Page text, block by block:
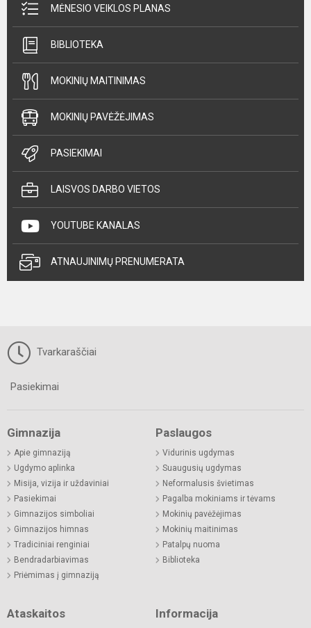
MĖNESIO VEIKLOS PLANAS
BIBLIOTEKA
MOKINIŲ MAITINIMAS
MOKINIŲ PAVĖŽĖJIMAS
PASIEKIMAI
LAISVOS DARBO VIETOS
YOUTUBE KANALAS
ATNAUJINIMŲ PRENUMERATA
Tvarkaraščiai
Pasiekimai
Gimnazija
Apie gimnaziją
Ugdymo aplinka
Misija, vizija ir uždaviniai
Pasiekimai
Gimnazijos simboliai
Gimnazijos himnas
Tradiciniai renginiai
Bendradarbiavimas
Priėmimas į gimnaziją
Paslaugos
Vidurinis ugdymas
Suaugusių ugdymas
Neformalusis švietimas
Pagalba mokiniams ir tėvams
Mokinių pavėžėjimas
Mokinių maitinimas
Patalpų nuoma
Biblioteka
Ataskaitos Informacija